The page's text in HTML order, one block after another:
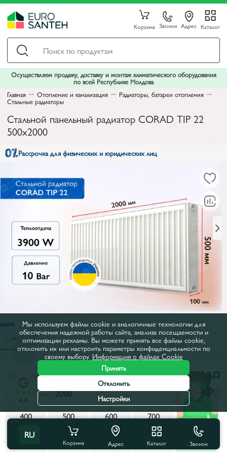
Корзина Звонок Адрес Каталог
Осуществляем продажу, доставку и монтаж климатического оборудования
по всей Республике Молдова
Главная
Отопление и канализация Радиаторы, батареи отопления
Стальные радиаторы
Стальной панельный радиатор CORAD TIP 22
500x2000
Рассрочка для физических и юридических лиц
Код товара:6525
Ширина, мм :2000
400
500 600 700
800
900
1000 1100 1200
1300
RU
Корзина Адрес Каталог Звонок
4.8
Мы используем файлы cookie и аналогичные технологии для
обеспечения надежной работы сайта, анализа посещаемости и
оптимизации рекламы. Вы можете принять все файлы cookie,
отклонить их или настроить параметры конфиденциальности по
своему выбору. Информация о файлах Cookie
Принять
Отклонить
Настройки